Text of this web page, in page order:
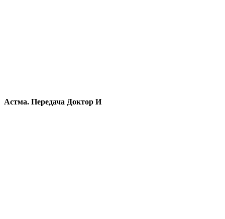
Астма. Передача Доктор И